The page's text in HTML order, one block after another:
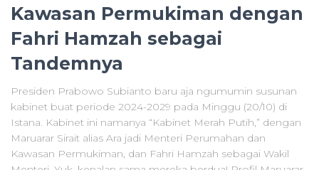
Kawasan Permukiman dengan
Fahri Hamzah sebagai
Tandemnya
Presiden Prabowo Subianto baru aja ngumumin susunan
kabinet buat periode 2024-2029 pada Minggu (20/10) di
Istana. Kabinet ini namanya “Kabinet Merah Putih,” dengan
Maruarar Sirait alias Ara jadi Menteri Perumahan dan
Kawasan Permukiman, dan Fahri Hamzah sebagai Wakil